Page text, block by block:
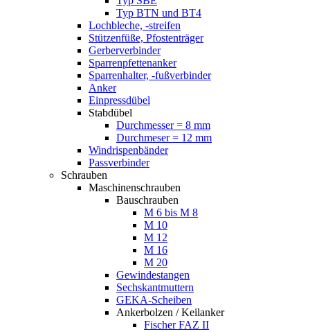
Typ BTN und BT4
Lochbleche, -streifen
Stützenfüße, Pfostenträger
Gerberverbinder
Sparrenpfettenanker
Sparrenhalter, -fußverbinder
Anker
Einpressdübel
Stabdübel
Durchmesser = 8 mm
Durchmeser = 12 mm
Windrispenbänder
Passverbinder
Schrauben
Maschinenschrauben
Bauschrauben
M 6 bis M 8
M 10
M 12
M 16
M 20
Gewindestangen
Sechskantmuttern
GEKA-Scheiben
Ankerbolzen / Keilanker
Fischer FAZ II